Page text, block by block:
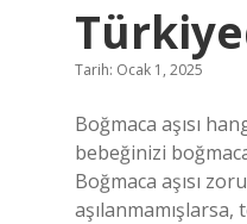
Tarih: Ocak 1, 2025
Boğmaca aşısı
bebeğinizi
Boğmaca aşısı
aşılanmamışlarsa,